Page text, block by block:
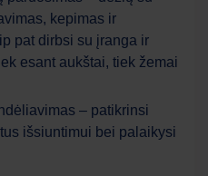
kepimas ir
pat dirbsi su įranga ir
esant aukštai, tiek žemai
– patikrinsi
išsiuntimui bei palaikysi
padėti?